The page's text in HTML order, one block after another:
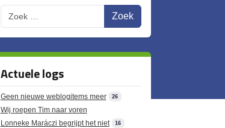
Actuele logs
Geen nieuwe weblogitems meer 26
Wij roepen Tim naar voren
Lonneke Maráczi begrijpt het niet
16